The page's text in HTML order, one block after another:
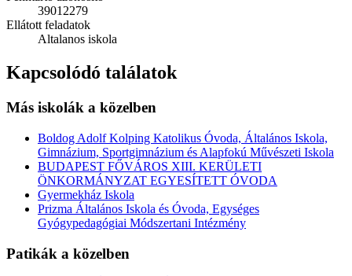
39012279
Ellátott feladatok
Altalanos iskola
Kapcsolódó találatok
Más iskolák a közelben
Boldog Adolf Kolping Katolikus Óvoda, Általános Iskola,
Gimnázium, Sportgimnázium és Alapfokú Művészeti Iskola
BUDAPEST FŐVÁROS XIII. KERÜLETI
ÖNKORMÁNYZAT EGYESÍTETT ÓVODA
Gyermekház Iskola
Prizma Általános Iskola és Óvoda, Egységes
Gyógypedagógiai Módszertani Intézmény
Patikák a közelben